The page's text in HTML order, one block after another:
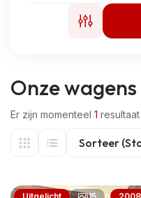
Onze wagens
Er zijn momenteel 1 resultaat
Sorteer
15